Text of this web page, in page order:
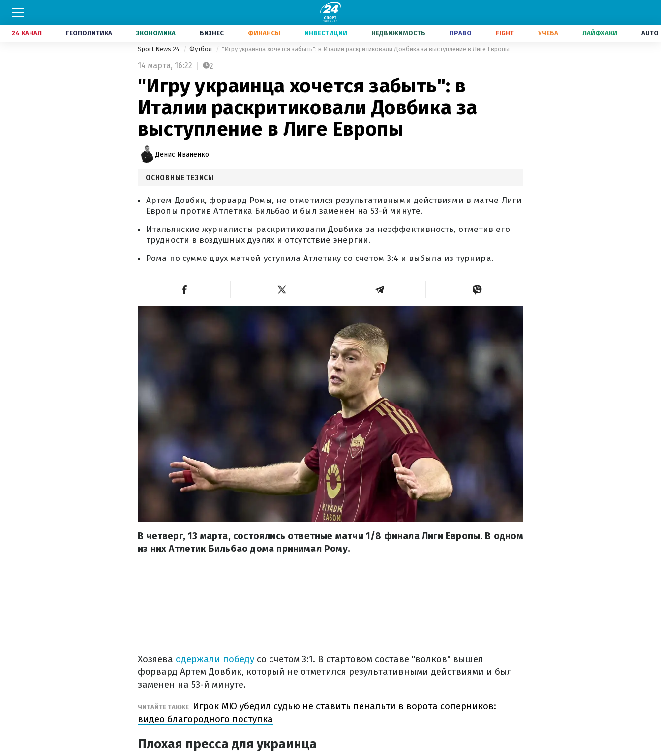
24 КАНАЛ ГЕОПОЛИТИКА ЭКОНОМИКА БИЗНЕС ФИНАНСЫ ИНВЕСТИЦИИ НЕДВИЖИМОСТЬ ПРАВО FIGHT УЧЕБА ЛАЙФХАКИ AUTO
Sport News 24 Футбол "Игру украинца хочется забыть": в Италии раскритиковали Довбика за выступление в Лиге Европы
14 марта, 16:22 2
"Игру украинца хочется забыть": в
Италии раскритиковали Довбика за
выступление в Лиге Европы
Денис Иваненко
ОСНОВНЫЕ ТЕЗИСЫ
Артем Довбик, форвард Ромы, не отметился результативными действиями в матче Лиги
Европы против Атлетика Бильбао и был заменен на 53-й минуте.
Итальянские журналисты раскритиковали Довбика за неэффективность, отметив его
трудности в воздушных дуэлях и отсутствие энергии.
Рома по сумме двух матчей уступила Атлетику со счетом 3:4 и выбыла из турнира.
В четверг, 13 марта, состоялись ответные матчи 1/8 финала Лиги Европы. В одном
из них Атлетик Бильбао дома принимал Рому.
Хозяева одержали победу со счетом 3:1. В стартовом составе "волков" вышел
форвард Артем Довбик, который не отметился результативными действиями и был
заменен на 53-й минуте.
ЧИТАЙТЕ ТАКЖЕ
Игрок МЮ убедил судью не ставить пенальти в ворота соперников:
видео благородного поступка
Плохая пресса для украинца